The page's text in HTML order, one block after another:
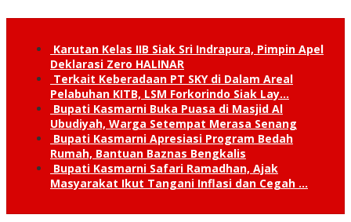
Karutan Kelas IIB Siak Sri Indrapura, Pimpin Apel
Deklarasi Zero HALINAR
Terkait Keberadaan PT SKY di Dalam Areal
Pelabuhan KITB, LSM Forkorindo Siak Lay…
Bupati Kasmarni Buka Puasa di Masjid Al
Ubudiyah, Warga Setempat Merasa Senang
Bupati Kasmarni Apresiasi Program Bedah
Rumah, Bantuan Baznas Bengkalis
Bupati Kasmarni Safari Ramadhan, Ajak
Masyarakat Ikut Tangani Inflasi dan Cegah …